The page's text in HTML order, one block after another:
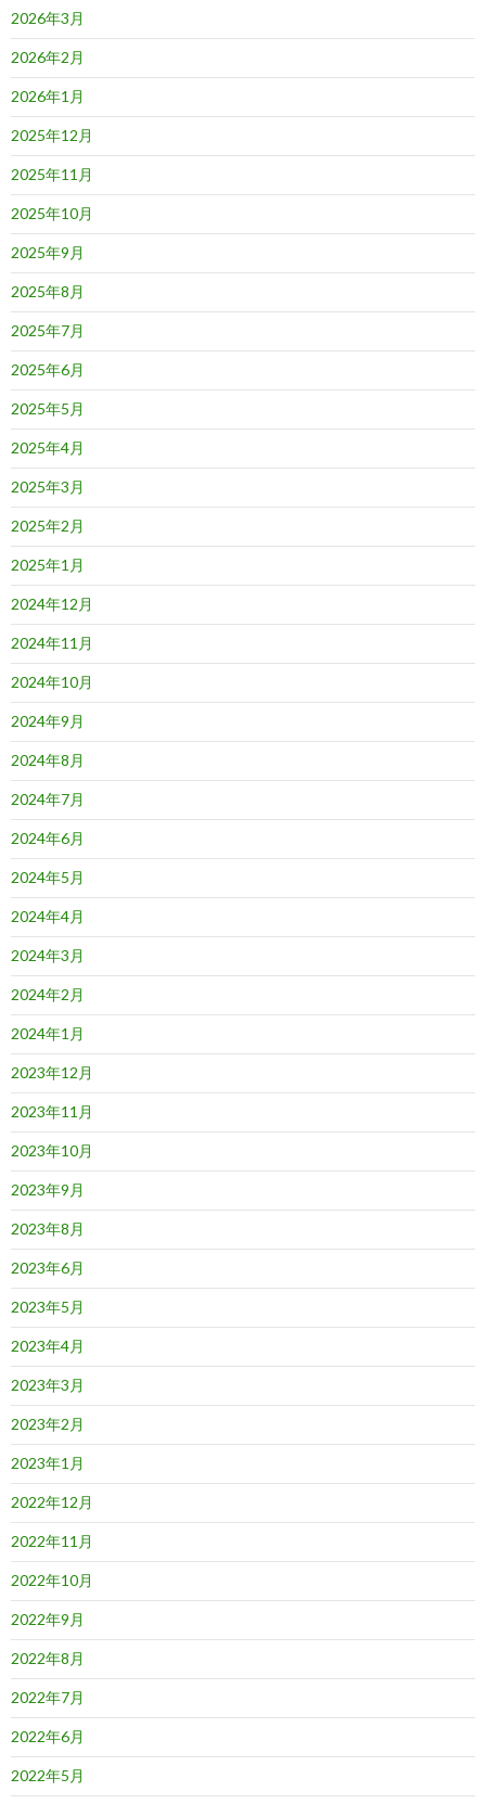
2026年3月
2026年2月
2026年1月
2025年12月
2025年11月
2025年10月
2025年9月
2025年8月
2025年7月
2025年6月
2025年5月
2025年4月
2025年3月
2025年2月
2025年1月
2024年12月
2024年11月
2024年10月
2024年9月
2024年8月
2024年7月
2024年6月
2024年5月
2024年4月
2024年3月
2024年2月
2024年1月
2023年12月
2023年11月
2023年10月
2023年9月
2023年8月
2023年6月
2023年5月
2023年4月
2023年3月
2023年2月
2023年1月
2022年12月
2022年11月
2022年10月
2022年9月
2022年8月
2022年7月
2022年6月
2022年5月